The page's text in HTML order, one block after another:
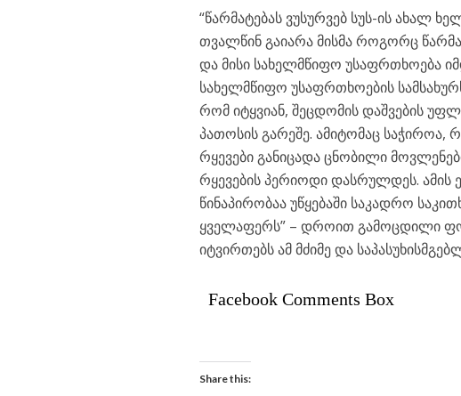
“წარმატებას ვუსურვებ სუს-ის ახალ
თვალწინ გაიარა მისმა როგორც
და მისი სახელმწიფო უსაფრთხოება
სახელმწიფო უსაფრთხოების
რომ იტყვიან, შეცდომის დაშვების
პათოსის გარეშე. ამიტომაც
რყევები განიცადა ცნობილი
რყევების პერიოდი დასრულდეს. ამის
წინაპირობაა უწყებაში საკადრო
ყველაფერს” – დროით გამოცდილი
იტვირთებს ამ მძიმე და
Facebook Comments Box
Share this: